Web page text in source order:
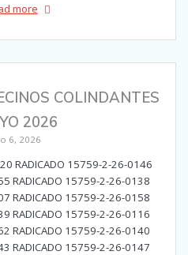
more
COLINDANTES
2026
6, 2026
RADICADO 15759-2-26-0146
RADICADO 15759-2-26-0138
RADICADO 15759-2-26-0158
RADICADO 15759-2-26-0116
RADICADO 15759-2-26-0140
RADICADO 15759-2-26-0147